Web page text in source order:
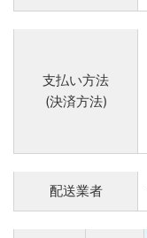
支払い方法
(決済方法)
配送業者